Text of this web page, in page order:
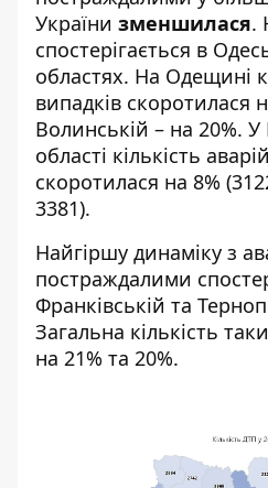
України зменшилася.
спостерігається в
областях. На Одещині
випадків скоротилася
Волинській – на 20%. У
області кількість
скоротилася на 8%
3381).
Найгіршу динаміку з
постраждалими
Франківській та
Загальна кількість
на 21% та 20%.